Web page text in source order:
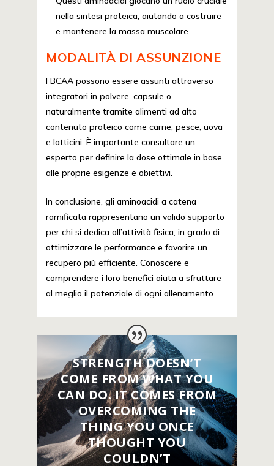
nella sintesi proteica, aiutando a costruire
e mantenere la massa muscolare.
MODALITÀ DI ASSUNZIONE
I BCAA possono essere assunti attraverso
integratori in polvere, capsule o
naturalmente tramite alimenti ad alto
contenuto proteico come carne, pesce, uova
e latticini. È importante consultare un
esperto per definire la dose ottimale in base
alle proprie esigenze e obiettivi.
In conclusione, gli aminoacidi a catena
ramificata rappresentano un valido supporto
per chi si dedica all’attività fisica, in grado di
ottimizzare le performance e favorire un
recupero più efficiente. Conoscere e
comprendere i loro benefici aiuta a sfruttare
al meglio il potenziale di ogni allenamento.
STRENGTH DOESN’T
COME FROM WHAT YOU
CAN DO. IT COMES FROM
OVERCOMING THE
THING YOU ONCE
THOUGHT YOU
COULDN’T